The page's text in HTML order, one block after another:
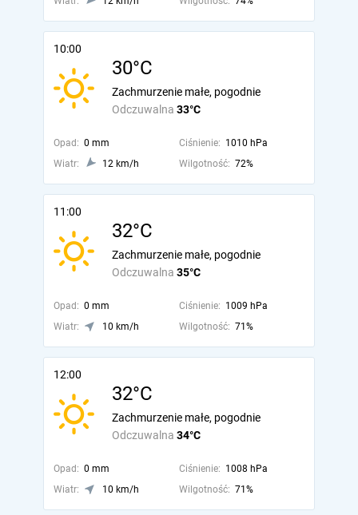
10:00
30°C
Odczuwalna 33°C
Zachmurzenie małe, pogodnie
Opad: 0 mm Ciśnienie: 1010 hPa
Wiatr:
12 km/h Wilgotność: 72%
11:00
32°C
Odczuwalna 35°C
Zachmurzenie małe, pogodnie
Opad: 0 mm Ciśnienie: 1009 hPa
Wiatr:
10 km/h Wilgotność: 71%
12:00
32°C
Odczuwalna 34°C
Zachmurzenie małe, pogodnie
Opad: 0 mm Ciśnienie: 1008 hPa
Wiatr:
10 km/h Wilgotność: 71%